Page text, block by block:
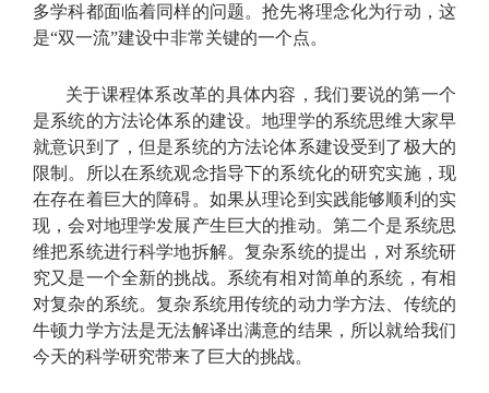
多学科都面临着同样的问题。抢先将理念化为行动，这
是“双一流”建设中非常关键的一个点。
关于课程体系改革的具体内容，我们要说的第一个
是系统的方法论体系的建设。地理学的系统思维大家早
就意识到了，但是系统的方法论体系建设受到了极大的
限制。所以在系统观念指导下的系统化的研究实施，现
在存在着巨大的障碍。如果从理论到实践能够顺利的实
现，会对地理学发展产生巨大的推动。第二个是系统思
维把系统进行科学地拆解。复杂系统的提出，对系统研
究又是一个全新的挑战。系统有相对简单的系统，有相
对复杂的系统。复杂系统用传统的动力学方法、传统的
牛顿力学方法是无法解译出满意的结果，所以就给我们
今天的科学研究带来了巨大的挑战。